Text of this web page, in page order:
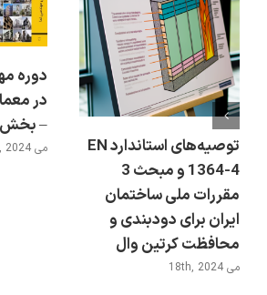
توصیه‌های استاندارد EN
1364-4 و مبحث 3
مقررات ملی ساختمان
ایران برای دودبندی و
محافظت کرتین وال
می 18th, 2024
دوره
در
–
می 4th, 2024